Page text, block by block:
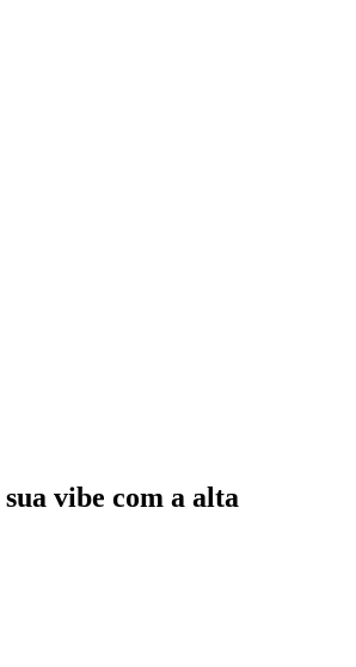
vibe com a alta